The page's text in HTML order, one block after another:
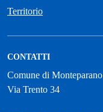
Territorio
CONTATTI
Comune di Monteparano
Via Trento 34